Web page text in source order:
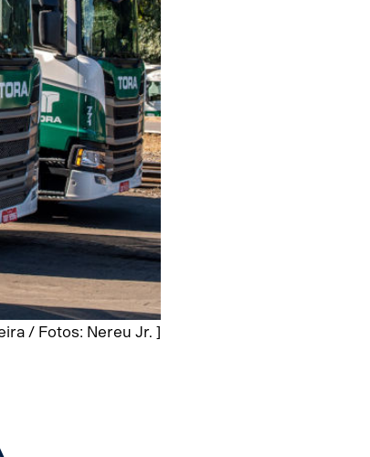
/ Fotos: Nereu Jr. ]